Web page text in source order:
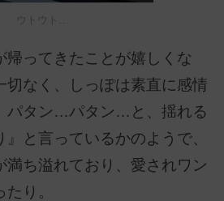
ウトウト…
帰ってきたことが嬉しくな
なく、しっぽは素直に感情
パタン…パタン…と、揺れる
と言っているかのようで、
満ち溢れており、愛されワン
り。